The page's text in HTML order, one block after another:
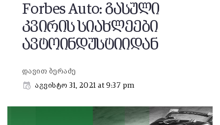
Forbes Auto: გასული
კვირის სიახლეები
ავტოინდუსტიიდან
დავით ბერაძე
აგვისტო 31, 2021 at 9:37 pm